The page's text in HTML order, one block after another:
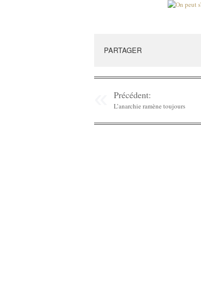
PARTAGER
Précédent:
L’anarchie ramène toujours